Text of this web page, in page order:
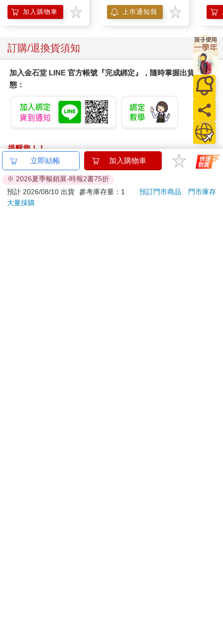
加入購物車 上市通知我
訂購/退換貨須知
加入金石堂 LINE 官方帳號『完成綁定』，隨時掌握出貨動
態：
提醒您！！
金石堂及銀行均不會請您操作ATM! 如接獲電話要求您前往
ATM提款機，請不要聽從指示，以免受騙上當！
退換貨須知：
**提醒您，鑑賞期不等於試用期，退回商品須為全新狀態**
立即結帳 加入購物車
※ 2026夏季暢銷展-時報2書75折
預計 2026/08/10 出貨 參考庫存量：1 預訂門市商品
門市庫存
大量採購